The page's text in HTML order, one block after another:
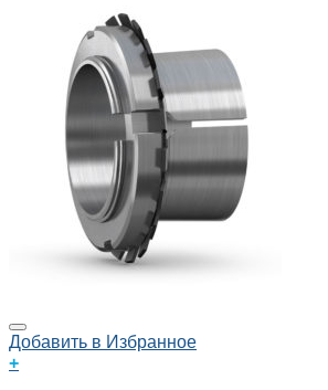
Добавить в Избранное
+